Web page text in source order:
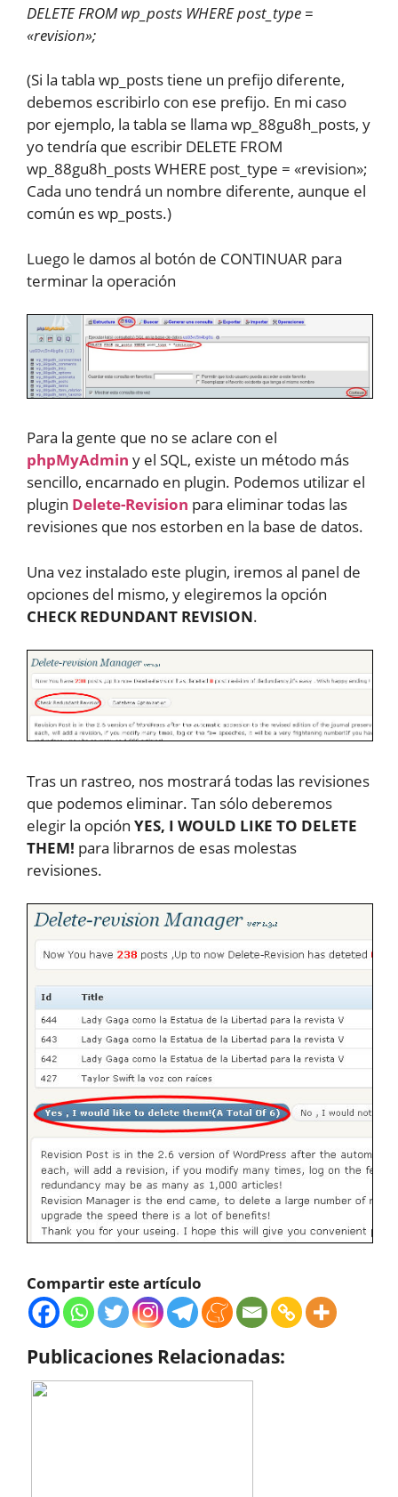
DELETE FROM wp_posts WHERE post_type =
«revision»;
(Si la tabla wp_posts tiene un prefijo diferente,
debemos escribirlo con ese prefijo. En mi caso
por ejemplo, la tabla se llama wp_88gu8h_posts, y
yo tendría que escribir DELETE FROM
wp_88gu8h_posts WHERE post_type = «revision»;
Cada uno tendrá un nombre diferente, aunque el
común es wp_posts.)
Luego le damos al botón de CONTINUAR para
terminar la operación
Para la gente que no se aclare con el
phpMyAdmin y el SQL, existe un método más
sencillo, encarnado en plugin. Podemos utilizar el
plugin Delete-Revision para eliminar todas las
revisiones que nos estorben en la base de datos.
Una vez instalado este plugin, iremos al panel de
opciones del mismo, y elegiremos la opción
CHECK REDUNDANT REVISION.
Tras un rastreo, nos mostrará todas las revisiones
que podemos eliminar. Tan sólo deberemos
elegir la opción YES, I WOULD LIKE TO DELETE
THEM! para librarnos de esas molestas
revisiones.
Compartir este artículo
Publicaciones Relacionadas: